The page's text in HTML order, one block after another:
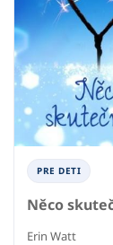
PRE DETI
Něco
Erin Watt